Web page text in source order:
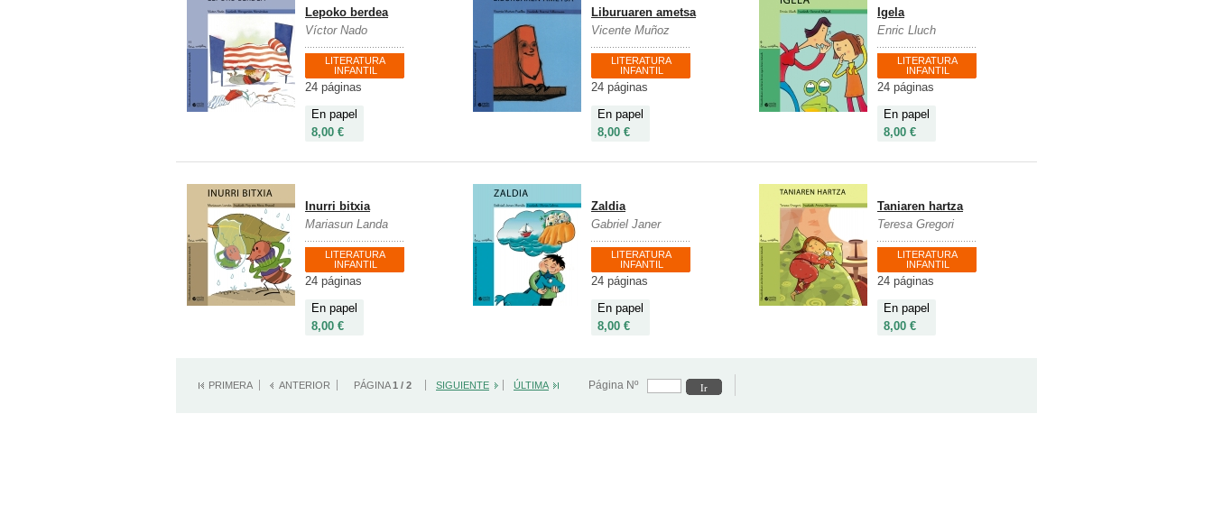
Lepoko berdea
Víctor Nado
LITERATURA
INFANTIL
24 páginas
En papel
8,00 €
Liburuaren ametsa
Vicente Muñoz
LITERATURA
INFANTIL
24 páginas
En papel
8,00 €
Igela
Enric Lluch
LITERATURA
INFANTIL
24 páginas
En papel
8,00 €
Inurri bitxia
Mariasun Landa
LITERATURA
INFANTIL
24 páginas
En papel
8,00 €
Zaldia
Gabriel Janer
LITERATURA
INFANTIL
24 páginas
En papel
8,00 €
Taniaren hartza
Teresa Gregori
LITERATURA
INFANTIL
24 páginas
En papel
8,00 €
PRIMERA ANTERIOR PÁGINA1 / 2 SIGUIENTE ÚLTIMA Página Nº